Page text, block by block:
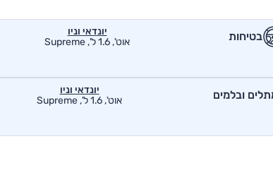
בטיחות
יונדאי וניו
אוט', 1.6 ל', Supreme
ובלמים
יונדאי וניו
אוט', 1.6 ל', Supreme